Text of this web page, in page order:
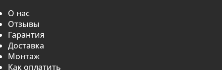
О нас
Отзывы
Гарантия
Доставка
Монтаж
Как оплатить